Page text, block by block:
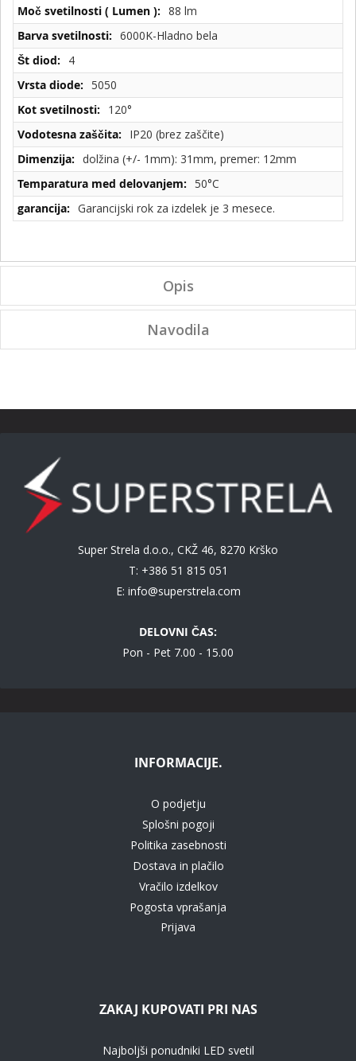
88 lm
6000K-Hladno bela
4
5050
120°
IP20 (brez zaščite)
dolžina (+/- 1mm): 31mm, premer: 12mm
50°C
Garancijski rok za izdelek je 3 mesece.
Opis
Navodila
Super Strela d.o.o., CKŽ 46, 8270 Krško
T: +386 51 815 051
E: info@superstrela.com
DELOVNI ČAS:
Pon - Pet 7.00 - 15.00
INFORMACIJE.
O podjetju
Splošni pogoji
Politika zasebnosti
Dostava in plačilo
Vračilo izdelkov
Pogosta vprašanja
Prijava
ZAKAJ KUPOVATI PRI NAS
Najboljši ponudniki LED svetil